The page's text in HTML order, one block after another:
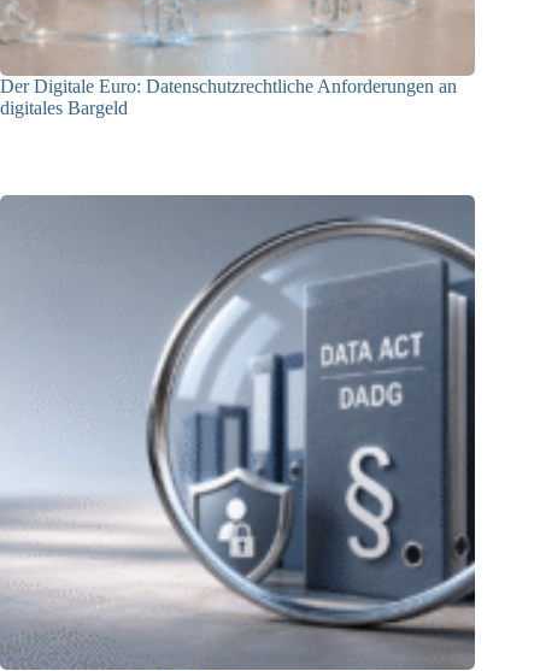
Der Digitale Euro: Datenschutzrechtliche Anforderungen an
digitales Bargeld